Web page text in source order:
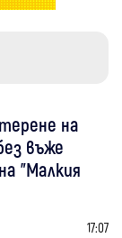
на
въже
"Малкия
17:07